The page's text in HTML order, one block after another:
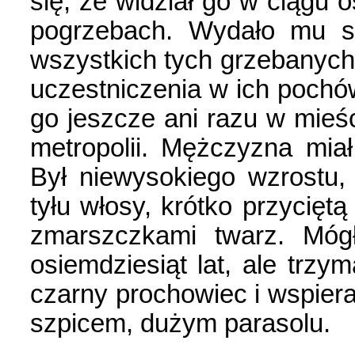
pogrzebach. Wydało
wszystkich tych
uczestniczenia w ich
go jeszcze ani razu w
metropolii. Mężczyzna
Był niewysokiego
tyłu włosy, krótko
zmarszczkami twarz.
osiemdziesiąt lat, ale
czarny prochowiec i
szpicem, dużym parasolu.